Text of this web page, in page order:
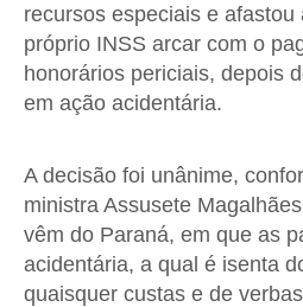
recursos especiais e afastou
próprio INSS arcar com o
honorários periciais, depois
em ação acidentária.
A decisão foi unânime,
ministra Assusete
vêm do Paraná, em que as
acidentária, a qual é isenta
quaisquer custas e de